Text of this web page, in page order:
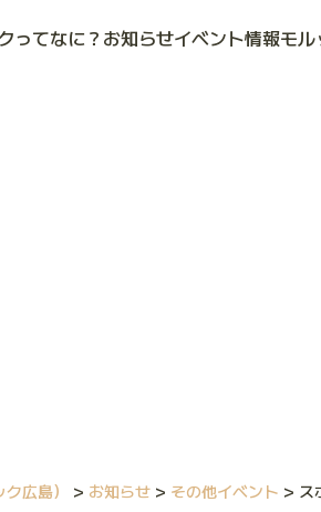
ってなに？ お知らせイベント情報モル
ク広島） > お知らせ > その他イベント > ス